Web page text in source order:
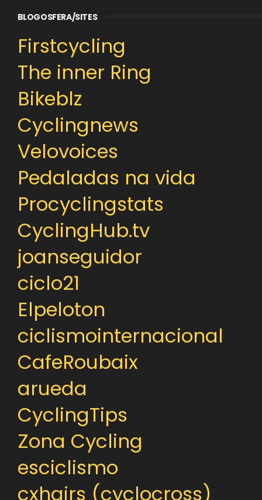
BLOGOSFERA/SITES
Firstcycling
The inner Ring
Bikeblz
Cyclingnews
Velovoices
Pedaladas na vida
Procyclingstats
CyclingHub.tv
joanseguidor
ciclo21
Elpeloton
ciclismointernacional
CafeRoubaix
arueda
CyclingTips
Zona Cycling
esciclismo
cxhairs (cyclocross)